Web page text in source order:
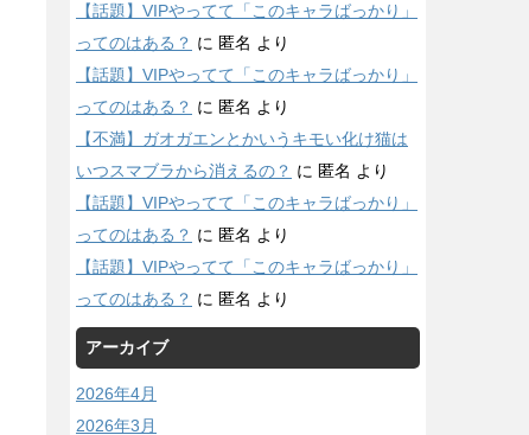
【話題】VIPやってて「このキャラばっかり」
ってのはある？ に 匿名 より
【話題】VIPやってて「このキャラばっかり」
ってのはある？ に 匿名 より
【不満】ガオガエンとかいうキモい化け猫は
いつスマブラから消えるの？ に 匿名 より
【話題】VIPやってて「このキャラばっかり」
ってのはある？ に 匿名 より
【話題】VIPやってて「このキャラばっかり」
ってのはある？ に 匿名 より
アーカイブ
2026年4月
2026年3月